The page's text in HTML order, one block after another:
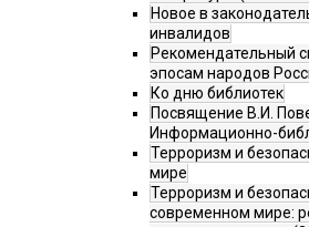
Новое в
инвалидов
Рекомендательный
эпосам народов
Ко дню библиотек
Посвящение В.И.
Информационно-
Терроризм и
мире
Терроризм и
современном мире: